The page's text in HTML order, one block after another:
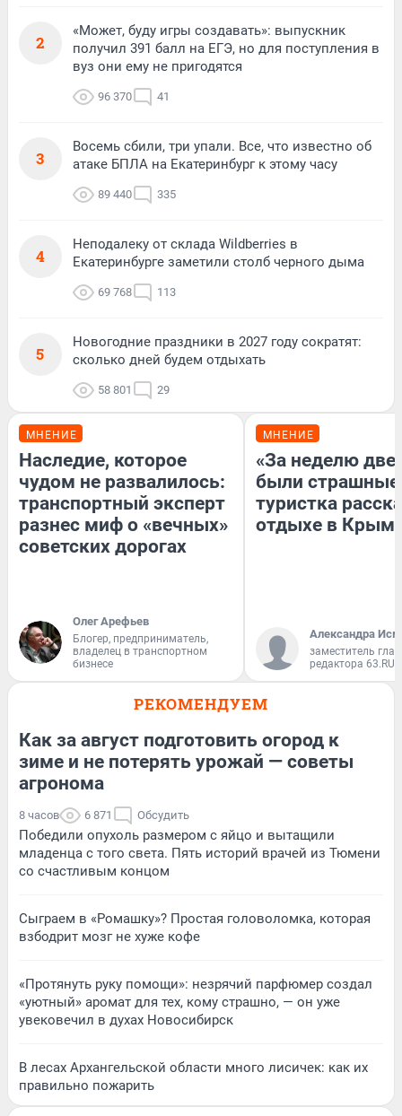
2
«Может, буду игры создавать»: выпускник
получил 391 балл на ЕГЭ, но для поступления в
вуз они ему не пригодятся
96 370 41
3
Восемь сбили, три упали. Все, что известно об
атаке БПЛА на Екатеринбург к этому часу
89 440 335
4
Неподалеку от склада Wildberries в
Екатеринбурге заметили столб черного дыма
69 768 113
5
Новогодние праздники в 2027 году сократят:
сколько дней будем отдыхать
58 801 29
МНЕНИЕ
Наследие, которое
чудом не развалилось:
транспортный эксперт
разнес миф о «вечных»
советских дорогах
Олег Арефьев
Блогер, предприниматель,
владелец в транспортном
бизнесе
МНЕНИЕ
«За неделю две
были
туристка
отдыхе в
Александра
заместитель
редактора 63.RU
РЕКОМЕНДУЕМ
Как за август подготовить огород к
зиме и не потерять урожай — советы
агронома
8 часов 6 871 Обсудить
Победили опухоль размером с яйцо и вытащили
младенца с того света. Пять историй врачей из Тюмени
со счастливым концом
Сыграем в «Ромашку»? Простая головоломка, которая
взбодрит мозг не хуже кофе
«Протянуть руку помощи»: незрячий парфюмер создал
«уютный» аромат для тех, кому страшно, — он уже
увековечил в духах Новосибирск
В лесах Архангельской области много лисичек: как их
правильно пожарить